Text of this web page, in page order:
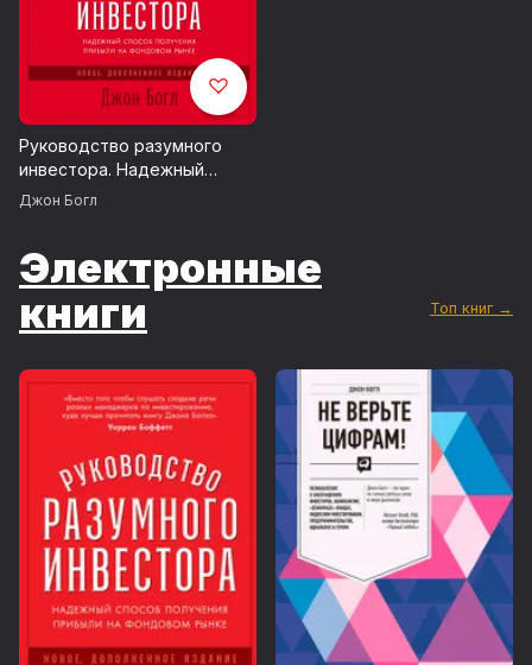
Руководство разумного
инвестора. Надежный
способ получения прибыли
Джон Богл
Электронные
книги
Топ книг →